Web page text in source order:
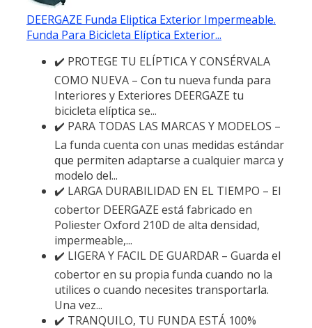
DEERGAZE Funda Eliptica Exterior Impermeable.
Funda Para Bicicleta Elíptica Exterior...
✔️ PROTEGE TU ELÍPTICA Y CONSÉRVALA
COMO NUEVA – Con tu nueva funda para
Interiores y Exteriores DEERGAZE tu
bicicleta elíptica se...
✔️ PARA TODAS LAS MARCAS Y MODELOS –
La funda cuenta con unas medidas estándar
que permiten adaptarse a cualquier marca y
modelo del...
✔️ LARGA DURABILIDAD EN EL TIEMPO – El
cobertor DEERGAZE está fabricado en
Poliester Oxford 210D de alta densidad,
impermeable,...
✔️ LIGERA Y FACIL DE GUARDAR – Guarda el
cobertor en su propia funda cuando no la
utilices o cuando necesites transportarla.
Una vez...
✔️ TRANQUILO, TU FUNDA ESTÁ 100%